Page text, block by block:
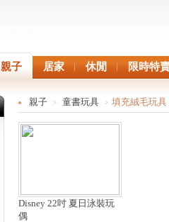
親子 居家 休閒 限時特
親子 > 童書玩具 > 填充絨毛玩具
Disney 22吋 夏日泳裝玩
偶